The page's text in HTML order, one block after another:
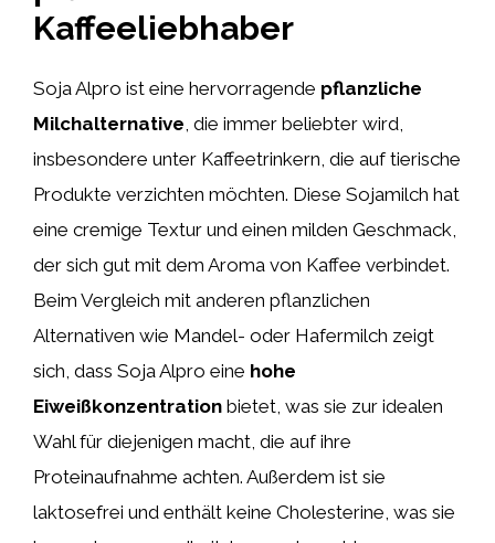
Kaffeeliebhaber
Soja Alpro ist eine hervorragende pflanzliche
Milchalternative , die immer beliebter wird,
insbesondere unter Kaffeetrinkern, die auf tierische
Produkte verzichten möchten. Diese Sojamilch hat
eine cremige Textur und einen milden Geschmack,
der sich gut mit dem Aroma von Kaffee verbindet.
Beim Vergleich mit anderen pflanzlichen
Alternativen wie Mandel- oder Hafermilch zeigt
sich, dass Soja Alpro eine hohe
Eiweißkonzentration bietet, was sie zur idealen
Wahl für diejenigen macht, die auf ihre
Proteinaufnahme achten. Außerdem ist sie
laktosefrei und enthält keine Cholesterine, was sie